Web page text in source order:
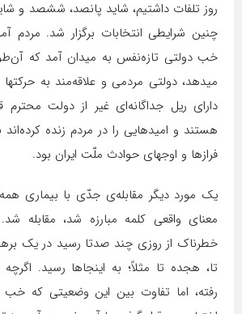
روز تلفات داشتیم، شاید پانصد، ششصد و
چنین شرایطی انتخابات برگزار شد. مردم
خب دولتی تازه‌نفس به میدان آمد که
میدهد، دولتی مردمی و علاقه‌مند به
دارای ریل جداگانه‌ای غیر از دولت
هستند و امیدهایی را در مردم زنده کرده‌اند
فرازها و اوجهای حوادث ملّت ایران بود.
یک مورد دیگر مقابله‌ی جدّی با بیماری
معنای واقعی کلمه مبارزه شد، مقابله
خطرناک از روزی چند صدتا رسید در یک
تا، هجده تا مثلاً؛ به اینجاها رسید.
رفته، اما تفاوت بین این وضعیتی که خب